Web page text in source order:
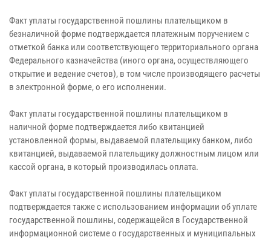
Факт уплаты государственной пошлины плательщиком в
безналичной форме подтверждается платежным поручением с
отметкой банка или соответствующего территориального органа
Федерального казначейства (иного органа, осуществляющего
открытие и ведение счетов), в том числе производящего расчеты
в электронной форме, о его исполнении.
Факт уплаты государственной пошлины плательщиком в
наличной форме подтверждается либо квитанцией
установленной формы, выдаваемой плательщику банком, либо
квитанцией, выдаваемой плательщику должностным лицом или
кассой органа, в который производилась оплата.
Факт уплаты государственной пошлины плательщиком
подтверждается также с использованием информации об уплате
государственной пошлины, содержащейся в Государственной
информационной системе о государственных и муниципальных